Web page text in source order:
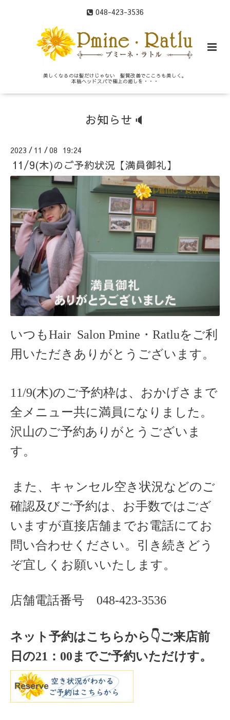
048-423-3536
美しくなるのは髪だけじゃない 髪質改善でこころも美しく。
本格ヘッドスパで極上の癒しを・・・
お知らせ🔈
2023 / 11 /08 19:24
11/9(木)のご予約状況【満員御礼】
いつもHair Salon Pmine・Ratluをご利
用いただきありがとうございます。
11/9(木)のご予約枠は、おかげさまで
全メニュー共に満員になりました。
沢山のご予約ありがとうございま
す。
また、キャンセル空き状況などのご
確認及びご予約は、お手数ではござ
いますが直接店舗までお電話にてお
問い合わせください。引き続きどう
ぞ宜しくお願いいたします。
店舗電話番号 048-423-3536
ネット予約はこちらから👇ご来店前
日の21 ： 00までご予約いただけす。